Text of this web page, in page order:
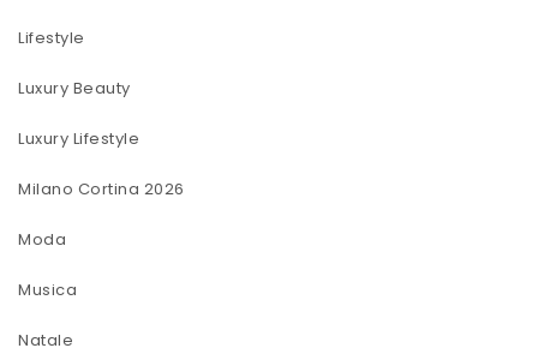
Lifestyle
Luxury Beauty
Luxury Lifestyle
Milano Cortina 2026
Moda
Musica
Natale